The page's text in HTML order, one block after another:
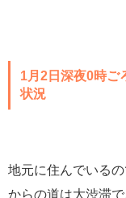
1月2日深夜0時ご
状況
地元に住んでいる
からの道は大渋滞